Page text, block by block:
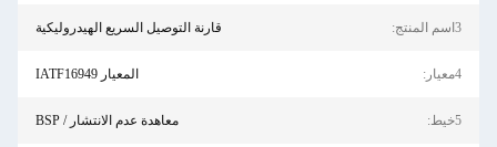
3اسم المنتج: قارنة التوصيل السريع الهيدروليكية
4معيار: المعيار IATF16949
5خيط: معاهدة عدم الانتشار / BSP